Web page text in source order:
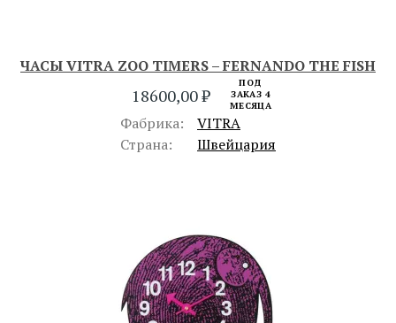
ЧАСЫ VITRA ZOO TIMERS – FERNANDO THE FISH
18600,00₽
ПОД
ЗАКАЗ 4
МЕСЯЦА
Фабрика:
VITRA
Страна:
Швейцария